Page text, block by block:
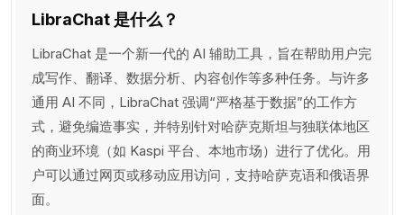
LibraChat 是什么？
LibraChat 是一个新一代的 AI 辅助工具，旨在帮助用户完
成写作、翻译、数据分析、内容创作等多种任务。与许多
通用 AI 不同，LibraChat 强调“严格基于数据”的工作方
式，避免编造事实，并特别针对哈萨克斯坦与独联体地区
的商业环境（如 Kaspi 平台、本地市场）进行了优化。用
户可以通过网页或移动应用访问，支持哈萨克语和俄语界
面。